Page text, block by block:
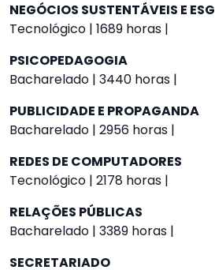
NEGÓCIOS SUSTENTÁVEIS E ESG
Tecnológico | 1689 horas |
PSICOPEDAGOGIA
Bacharelado | 3440 horas |
PUBLICIDADE E PROPAGANDA
Bacharelado | 2956 horas |
REDES DE COMPUTADORES
Tecnológico | 2178 horas |
RELAÇÕES PÚBLICAS
Bacharelado | 3389 horas |
SECRETARIADO